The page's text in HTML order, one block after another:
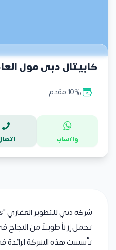
كابيتال دبى مول
10% مقدم
واتساب
تحمل إرثاً طويلاً من النجاح